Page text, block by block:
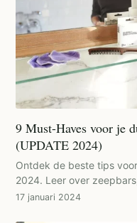
9 Must-Haves voor je
(UPDATE 2024)
Ontdek de beste tips
2024. Leer over
17 januari 2024